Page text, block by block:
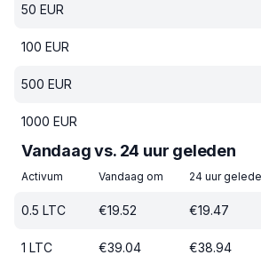
50 EUR
100 EUR
500 EUR
1000 EUR
Vandaag vs. 24 uur geleden
Activum Vandaag om 24 uur
0.5 LTC €19.52 €19.47
1 LTC €39.04 €38.94